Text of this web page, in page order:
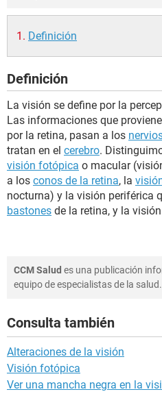
NUTRICIÓN
SEXUALIDAD
GLOSARIO
Definición
Definición
La visión se define por la
Las informaciones que
por la retina, pasan a los
tratan en el cerebro.
visión fotópica o macular
a los conos de la retina, la
nocturna) y la visión periférica
bastones de la retina, y la
CCM Salud es una publicación
equipo de especialistas de la salud.
Consulta también
Alteraciones de la visión
Visión fotópica
Ver una mancha negra en la